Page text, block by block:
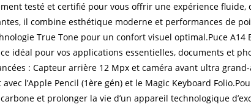
testé et certifié pour vous offrir une expérience fluide,
il combine esthétique moderne et performances de
True Tone pour un confort visuel optimal.Puce
idéal pour vos applications essentielles, documents et
: Capteur arrière 12 Mpx et caméra avant ultra
l’Apple Pencil (1ère gén) et le Magic Keyboard
et prolonger la vie d’un appareil technologique